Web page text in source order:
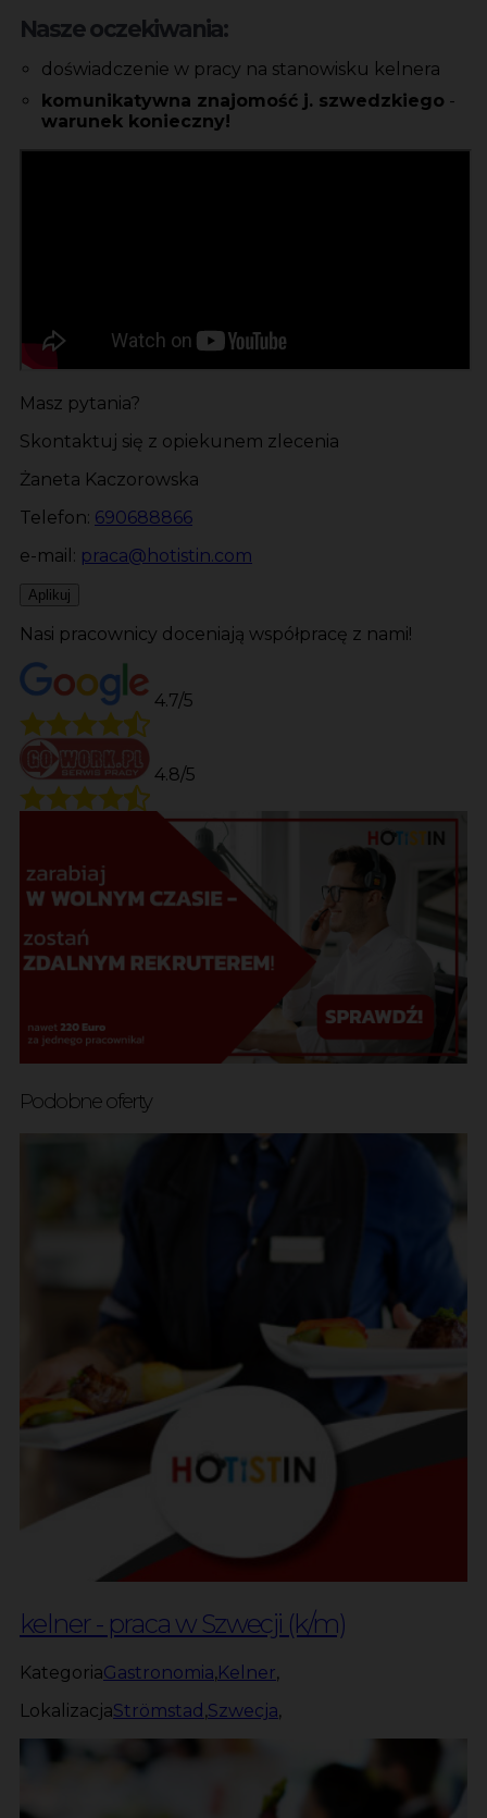
Nasze oczekiwania:
doświadczenie w pracy na stanowisku kelnera
komunikatywna znajomość j. szwedzkiego -
warunek konieczny!
Masz pytania?
Skontaktuj się z opiekunem zlecenia
Żaneta Kaczorowska
Telefon: 690688866
e-mail: praca@hotistin.com
Aplikuj
Nasi pracownicy doceniają współpracę z nami!
4.7/5
4.8/5
Podobne oferty
kelner - praca w Szwecji (k/m)
KategoriaGastronomia,Kelner,
LokalizacjaStrömstad ,Szwecja,